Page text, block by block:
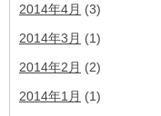
2014年4月 (3)
2014年3月 (1)
2014年2月 (2)
2014年1月 (1)